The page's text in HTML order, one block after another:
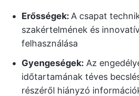
Erősségek: A csapat
szakértelmének és
felhasználása
Gyengeségek: Az
időtartamának téves
részéről hiányzó